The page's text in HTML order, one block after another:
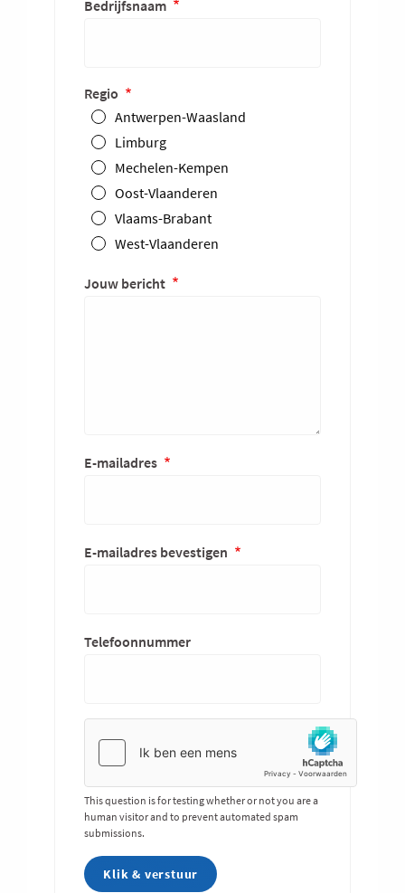
Bedrijfsnaam
Regio
Antwerpen-Waasland
Limburg
Mechelen-Kempen
Oost-Vlaanderen
Vlaams-Brabant
West-Vlaanderen
Jouw bericht
E-
E-mailadres
E-mailadres bevestigen
Telefoonnummer
This question is for testing whether or not you are a
human visitor and to prevent automated spam
submissions.